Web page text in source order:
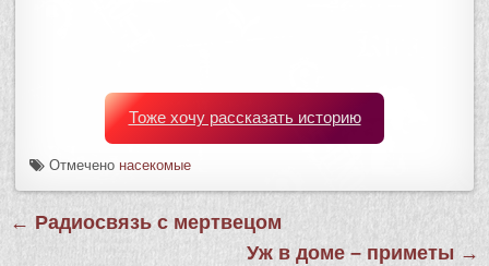
Тоже хочу рассказать историю
Отмечено насекомые
Навигация
← Радиосвязь с мертвецом
Уж в доме – приметы →